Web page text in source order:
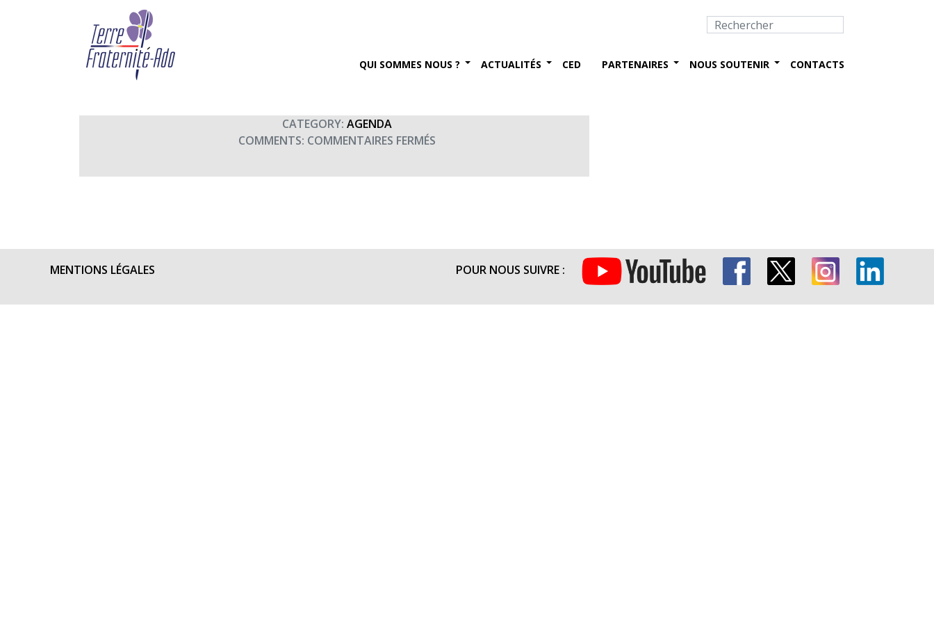
QUI SOMMES NOUS ? ACTUALITÉS CED PARTENAIRES NOUS SOUTENIR CONTACTS
La chambre mandarine (20h00)
By Terre Fraternité,
CATEGORY: AGENDA
COMMENTS: COMMENTAIRES FERMÉS
CHAMBRE
MENTIONS LÉGALES POUR NOUS SUIVRE :